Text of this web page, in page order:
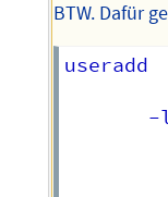
BTW. Dafür
useradd
-